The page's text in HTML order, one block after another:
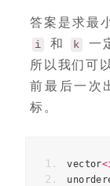
答案是求最
i 和 k 一
所以我们可
前最后一次
标。
vector<